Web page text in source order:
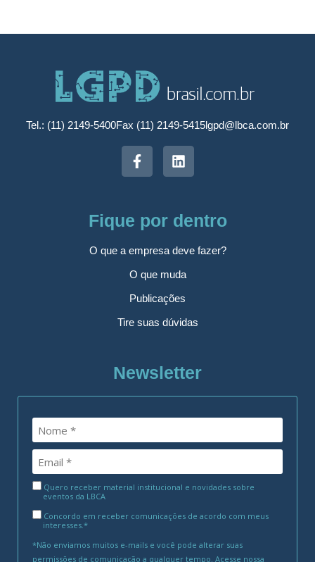
Tel.: (11) 2149-5400Fax (11) 2149-5415lgpd@lbca.com.br
Fique por dentro
O que a empresa deve fazer?
O que muda
Publicações
Tire suas dúvidas
Newsletter
Quero receber material institucional e novidades sobre
eventos da LBCA
Concordo em receber comunicações de acordo com meus
interesses.*
*Não enviamos muitos e-mails e você pode alterar suas
permissões de comunicação a qualquer tempo. Acesse nossa